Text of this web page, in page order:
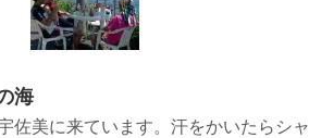
海
佐美に来ています。汗をかいたらシャ